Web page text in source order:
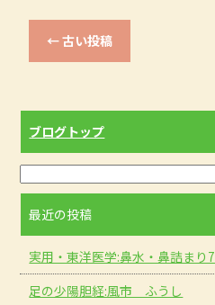
b
o
k
←古い投稿
ブログトップ
最近の投稿
実用・東洋医学:鼻水・鼻詰まり7
足の少陽胆経:風市 ふうし